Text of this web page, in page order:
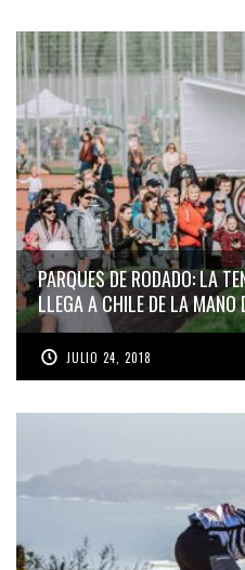
PARQUES DE RODADO: LA
LLEGA A CHILE DE LA MANO
JULIO 24, 2018